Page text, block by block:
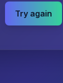
Try again